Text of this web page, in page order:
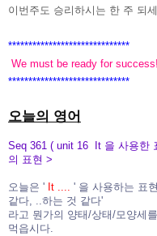
이번주도 승리하시는 한 주 되
******************************
We must be ready for success!
******************************
오늘의 영어
Seq 361 ( unit 16 It 을 사용한
의 표현 >
오늘은 ' It .... ' 을 사용하는 표
같다, ..하는 것 같다'
라고 뭔가의 양태/상태/모양세
먹읍시다.